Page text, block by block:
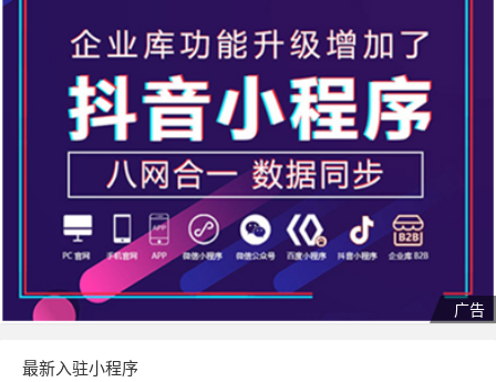
最新入驻小程序